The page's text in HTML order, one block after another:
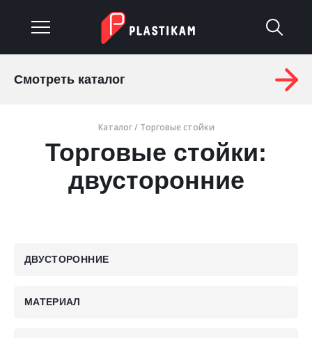
Услуги
Изделия на заказ
Оплата и доставка
Гарантия
Смотреть каталог
Каталог/ Торговые стойки
Торговые стойки:
двусторонние
ДВУСТОРОННИЕ
МАТЕРИАЛ